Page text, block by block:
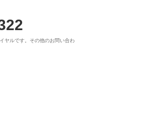
ヤルです。その他のお問い合わ